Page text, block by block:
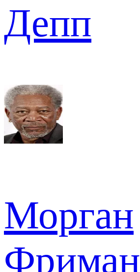
Депп
Морган
Фриман